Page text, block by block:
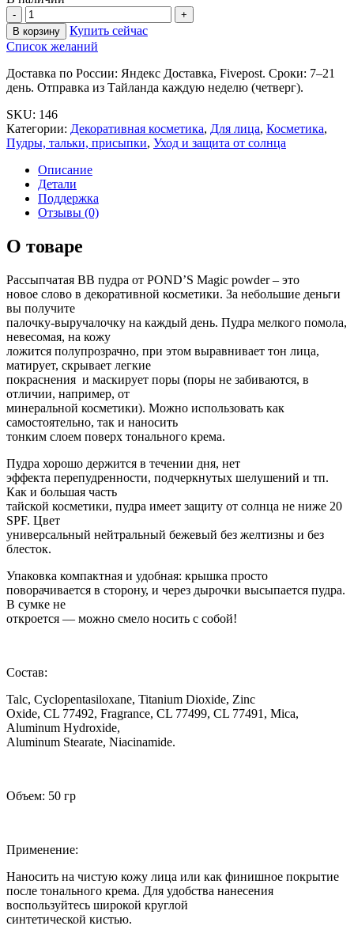
В корзину
Купить сейчас
Список желаний
Доставка по России: Яндекс Доставка, Fivepost. Сроки: 7–21
день. Отправка из Тайланда каждую неделю (четверг).
SKU: 146
Категории: Декоративная косметика, Для лица, Косметика,
Пудры, тальки, присыпки, Уход и защита от солнца
Описание
Детали
Поддержка
Отзывы (0)
О товаре
Рассыпчатая BB пудра от POND’S Magic powder – это
новое слово в декоративной косметики. За небольшие деньги
вы получите
палочку-выручалочку на каждый день. Пудра мелкого помола,
невесомая, на кожу
ложится полупрозрачно, при этом выравнивает тон лица,
матирует, скрывает легкие
покраснения и маскирует поры (поры не забиваются, в
отличии, например, от
минеральной косметики). Можно использовать как
самостоятельно, так и наносить
тонким слоем поверх тонального крема.
Пудра хорошо держится в течении дня, нет
эффекта перепудренности, подчеркнутых шелушений и тп.
Как и большая часть
тайской косметики, пудра имеет защиту от солнца не ниже 20
SPF. Цвет
универсальный нейтральный бежевый без желтизны и без
блесток.
Упаковка компактная и удобная: крышка просто
поворачивается в сторону, и через дырочки высыпается пудра.
В сумке не
откроется — можно смело носить с собой!
Состав:
Talc, Cyclopentasiloxane, Titanium Dioxide, Zinc
Oxide, CL 77492, Fragrance, CL 77499, CL 77491, Mica,
Aluminum Hydroxide,
Aluminum Stearate, Niacinamide.
Объем: 50 гр
Применение:
Наносить на чистую кожу лица или как финишное покрытие
после тонального крема. Для удобства нанесения
воспользуйтесь широкой круглой
синтетической кистью.